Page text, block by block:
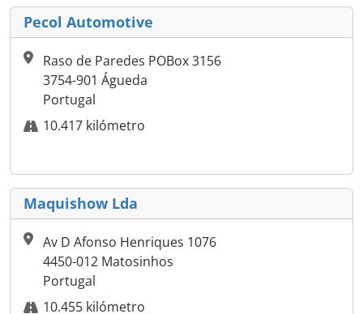
Pecol Automotive
Raso de Paredes POBox 3156
3754-901 Águeda
Portugal
10.417 kilómetro
Maquishow Lda
Av D Afonso Henriques 1076
4450-012 Matosinhos
Portugal
10.455 kilómetro